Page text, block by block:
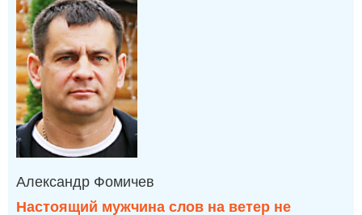
Александр Фомичев
Настоящий мужчина слов на ветер не